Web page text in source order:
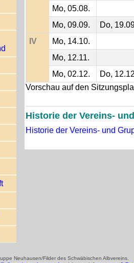
Vorschau auf den
Mo, 05.08.
Mo, 09.09.
Do,
IV
Mo, 14.10.
Mo, 12.11.
Mo, 02.12.
Do,
Historie der Vereins-
Historie der Vereins- und
Neuhausen/Filder des Schwäbischen Albvereins.